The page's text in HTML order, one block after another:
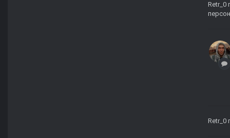
Retr_0
Retr_0